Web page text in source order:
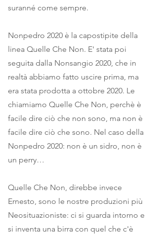
suranné come sempre.
Nonpedro 2020 è la capostipite della
linea Quelle Che Non. E' stata poi
seguita dalla Nonsangio 2020, che in
realtà abbiamo fatto uscire prima, ma
era stata prodotta a ottobre 2020. Le
chiamiamo Quelle Che Non, perchè è
facile dire ciò che non sono, ma non è
facile dire ciò che sono. Nel caso della
Nonpedro 2020: non è un sidro, non è
un perry…
Quelle Che Non, direbbe invece
Ernesto, sono le nostre produzioni più
Neosituazioniste: ci si guarda intorno e
si inventa una birra con quel che c'è